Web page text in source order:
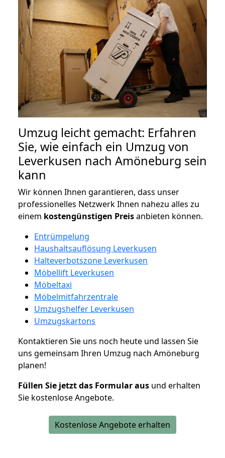
Umzug leicht gemacht: Erfahren
Sie, wie einfach ein Umzug von
Leverkusen nach Amöneburg sein
kann
Wir können Ihnen garantieren, dass unser
professionelles Netzwerk Ihnen nahezu alles zu
einem kostengünstigen Preisanbieten können.
Entrümpelung
Haushaltsauflösung Leverkusen
Halteverbotszone Leverkusen
Möbellift Leverkusen
Möbeltaxi
Möbelmitfahrzentrale
Umzugshelfer Leverkusen
Umzugskartons
Kontaktieren Sie uns noch heute und lassen Sie
uns gemeinsam Ihren Umzug nach Amöneburg
planen!
Füllen Sie jetzt das Formular aus und erhalten
Sie kostenlose Angebote.
Kostenlose Angebote erhalten